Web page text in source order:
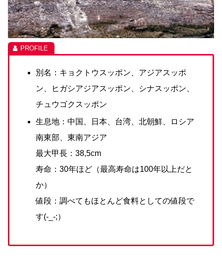
別名：キョクトウスッポン、アジアスッポ
ン、ヒガシアジアスッポン、シナスッポン、
チュウゴクスッポン
生息地：中国、日本、台湾、北朝鮮、ロシア
南東部、東南アジア
最大甲長：38,5cm
寿命：30年ほど（最高寿命は100年以上だと
か）
値段：調べてもほとんど食料としての値段で
す(-_-;）